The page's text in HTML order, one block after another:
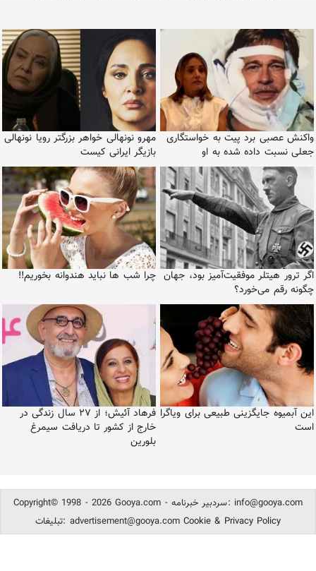
مهرو نونهالی خواهر بزرگتر رویا نونهالی
بازیگر ایرانی کیست
واکنش عصبی برد پیت به خواستگاری
جعلی نسبت داده شده به او
چرا شب ها نباید هندوانه بخوریم!! اگر ترور هیتلر موفقیت‌آمیز بود، جهان
چگونه رقم می‌خورد؟
فرهاد آئیش؛ از ۲۷ سال زندگی در
خارج از کشور تا دریافت سیمرغ
بلورین
این آبمیوه جایگزینی طبیعی برای ویاگرا
است
Copyright© 1998 - 2026 Gooya.com - سردبیر خبرنامه: info@gooya.com
تبلیغات: advertisement@gooya.com Cookie & Privacy Policy